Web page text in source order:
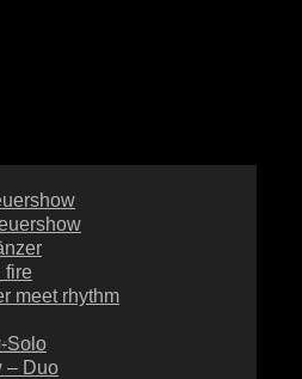
fire
meet rhythm
Solo
– Duo